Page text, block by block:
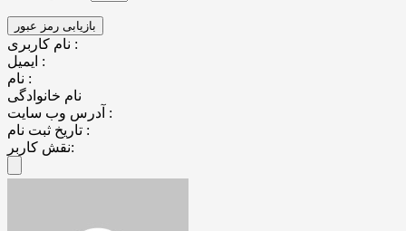
نام کاربری :
ایمیل :
نام :
نام خانوادگی
آدرس وب سایت :
تاریخ ثبت نام :
نقش کاربر: